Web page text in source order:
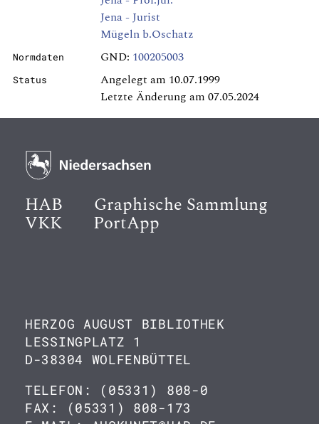
Jena - Jurist
Mügeln b.Oschatz
Normdaten GND: 100205003
Status
Angelegt am 10.07.1999
Letzte Änderung am 07.05.2024
HAB Graphische Sammlung
VKK PortApp
HERZOG AUGUST BIBLIOTHEK
LESSINGPLATZ 1
D-38304 WOLFENBÜTTEL
TELEFON: (05331) 808-0
FAX: (05331) 808-173